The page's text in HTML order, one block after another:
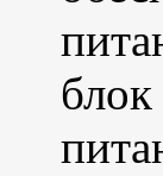
блок